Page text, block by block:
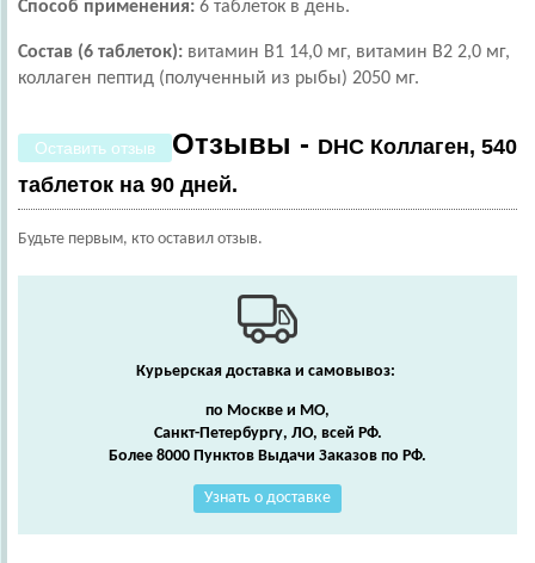
Способ применения: 6 таблеток в день.
Состав (6 таблеток): витамин B1 14,0 мг, витамин B2 2,0 мг,
коллаген пептид (полученный из рыбы) 2050 мг.
Оставить отзыв Отзывы - DHC Коллаген, 540
таблеток на 90 дней.
Будьте первым, кто оставил отзыв.
Курьерская доставка и самовывоз:
по Москве и МО,
Санкт-Петербургу, ЛО, всей РФ.
Более 8000 Пунктов Выдачи Заказов по РФ.
Узнать о доставке